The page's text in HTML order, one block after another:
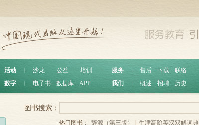
活动 沙龙 公益
培训
数字
电子书 数据库 APP
服务 ︱ 售后 下载
联络
我们
概述 招聘 历史
图书搜索：
热门图书： 辞源（第三版） 牛津高阶英汉双解词典